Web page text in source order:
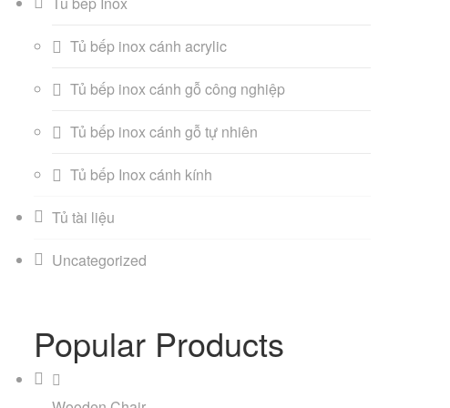
Tủ bếp inox cánh acrylic
Tủ bếp inox cánh gỗ công nghiệp
Tủ bếp inox cánh gỗ tự nhiên
Tủ bếp Inox cánh kính
Tủ tài liệu
Uncategorized
Popular Products